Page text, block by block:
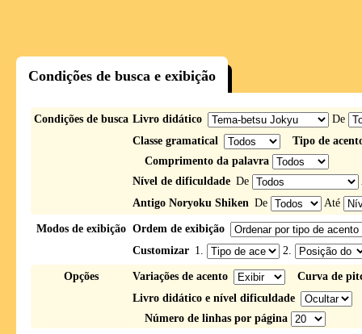
Condições de busca e exibição
Condições de busca Livro didático
De
Classe gramatical
Tipo de
Comprimento da palavra
Nível de dificuldade De
Antigo Noryoku Shiken De Até
Modos de exibição Ordem de exibição
Customizar 1. 2.
Opções Variações de acento
Curva de
Livro didático e nível dificuldade
Número de linhas por página